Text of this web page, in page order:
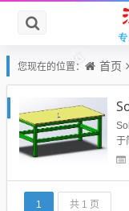
您现在的位置： 首页
于
确
1 共 1 页